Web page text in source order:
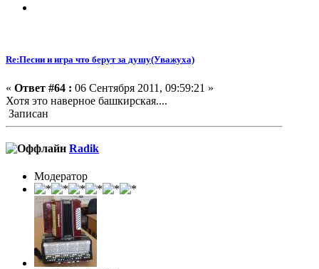
Re:Песни и игра что берут за душу(Уважуха)
« Ответ #64 : 06 Сентября 2011, 09:59:21 »
Хотя это наверное башкирская....
Записан
Radik
Модератор